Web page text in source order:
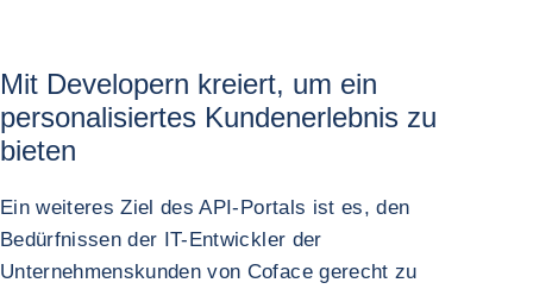
Mit Developern kreiert, um ein
personalisiertes Kundenerlebnis zu
bieten
Ein weiteres Ziel des API-Portals ist es, den
Bedürfnissen der IT-Entwickler der
Unternehmenskunden von Coface gerecht zu